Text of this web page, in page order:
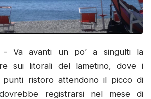
- Va avanti un po’ a singulti la
sui litorali del lametino, dove i
ristoro attendono il picco di
registrarsi nel mese di